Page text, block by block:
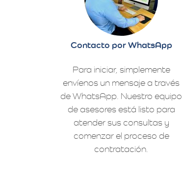
Contacto por WhatsApp
Para iniciar, simplemente
envíenos un mensaje a través
de WhatsApp. Nuestro equipo
de asesores está listo para
atender sus consultas y
comenzar el proceso de
contratación.